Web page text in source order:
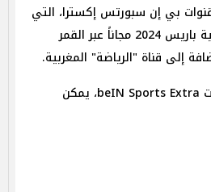
قنوات بي إن سبورتس إكسترا، التي
تنقل دورة الألعاب الأولمبية باريس 2024 مجاناً عبر القمر
إلى قناة "الرياضة" المغربية.
لمتابعة المباراة على قنوات beIN Sports Extra، يمكن